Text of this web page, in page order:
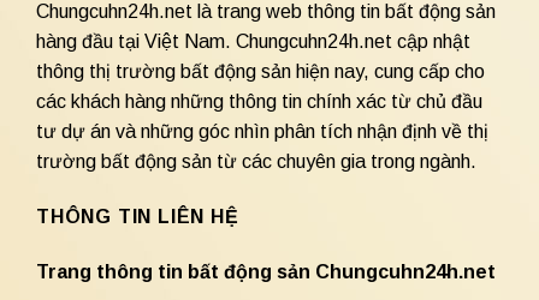
Chungcuhn24h.net là trang web thông tin bất động sản
hàng đầu tại Việt Nam. Chungcuhn24h.net cập nhật
thông thị trường bất động sản hiện nay, cung cấp cho
các khách hàng những thông tin chính xác từ chủ đầu
tư dự án và những góc nhìn phân tích nhận định về thị
trường bất động sản từ các chuyên gia trong ngành.
THÔNG TIN LIÊN HỆ
Trang thông tin bất động sản Chungcuhn24h.net